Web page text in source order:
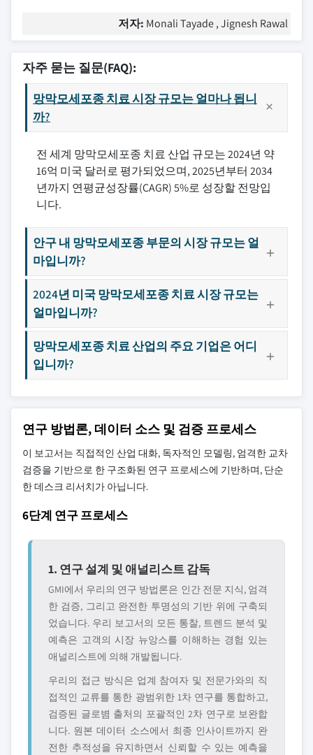
저자: Monali Tayade , Jignesh Rawal
자주 묻는 질문(FAQ):
망막모세포종 치료 시장 규모는 얼마나 됩니
까?
전 세계 망막모세포종 치료 산업 규모는 2024년 약
16억 미국 달러로 평가되었으며, 2025년부터 2034
년까지 연평균성장률(CAGR) 5%로 성장할 전망입
니다.
안구 내 망막모세포종 부문의 시장 규모는 얼
마입니까?
2024년 미국 망막모세포종 치료 시장 규모는
얼마입니까?
망막모세포종 치료 산업의 주요 기업은 어디
입니까?
연구 방법론, 데이터 소스 및 검증 프로세스
이 보고서는 직접적인 산업 대화, 독자적인 모델링, 엄격한 교차
검증을 기반으로 한 구조화된 연구 프로세스에 기반하며, 단순
한 데스크 리서치가 아닙니다.
6단계 연구 프로세스
1. 연구 설계 및 애널리스트 감독
GMI에서 우리의 연구 방법론은 인간 전문 지식, 엄격
한 검증, 그리고 완전한 투명성의 기반 위에 구축되
었습니다. 우리 보고서의 모든 통찰, 트렌드 분석 및
예측은 고객의 시장 뉴앙스를 이해하는 경험 있는
애널리스트에 의해 개발됩니다.
우리의 접근 방식은 업계 참여자 및 전문가와의 직
접적인 교류를 통한 광범위한 1차 연구를 통합하고,
검증된 글로볌 출처의 포괄적인 2차 연구로 보완합
니다. 원본 데이터 소스에서 최종 인사이트까지 완
전한 추적성을 유지하면서 신뢰할 수 있는 예측을